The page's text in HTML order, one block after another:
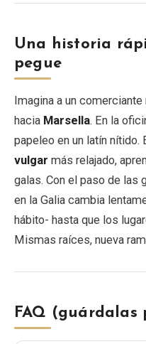
Una historia
pegue
Imagina a un comerciante
hacia Marsella. En la
papeleo en un latín nítido.
vulgar más relajado,
galas. Con el paso de las
en la Galia cambia
hábito- hasta que los
Mismas raíces, nueva
FAQ (guárdalas